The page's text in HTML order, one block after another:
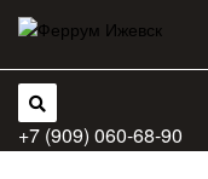
+7 (909) 060-68-90